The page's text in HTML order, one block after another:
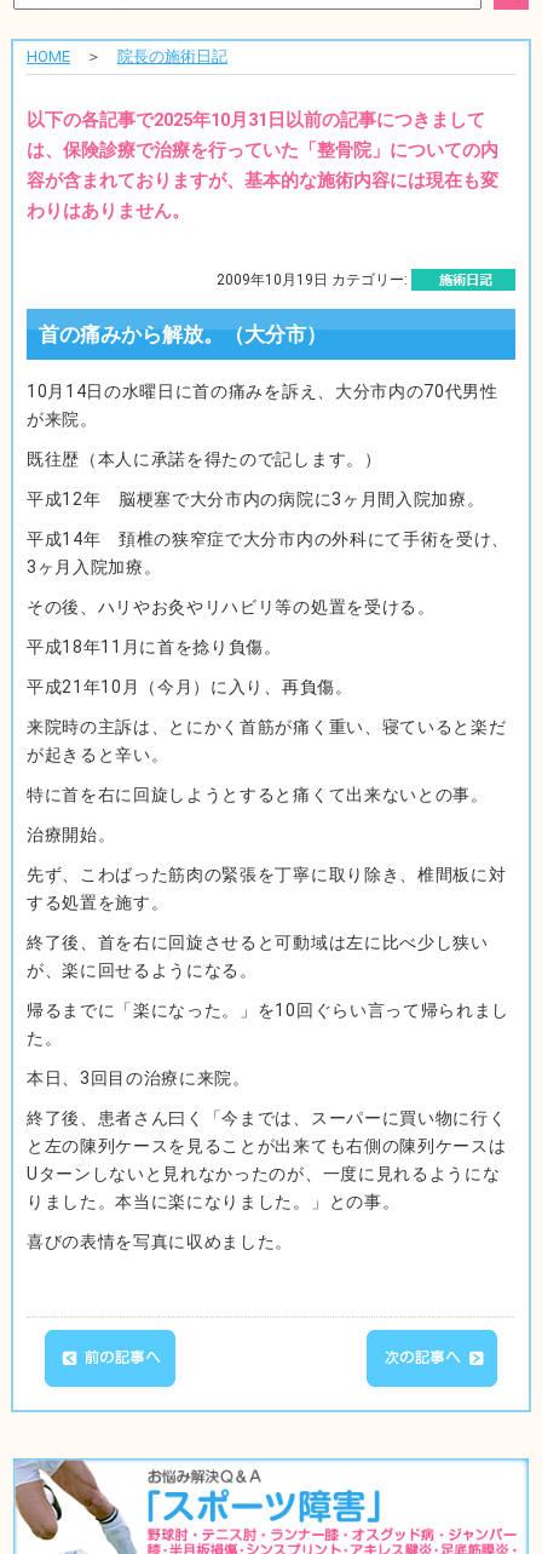
HOME＞ 院長の施術日記
以下の各記事で2025年10月31日以前の記事につきまして
は、保険診療で治療を行っていた「整骨院」についての内
容が含まれておりますが、基本的な施術内容には現在も変
わりはありません。
2009年10月19日 カテゴリー:
首の痛みから解放。（大分市）
10月14日の水曜日に首の痛みを訴え、大分市内の70代男性
が来院。
既往歴（本人に承諾を得たので記します。）
平成12年 脳梗塞で大分市内の病院に3ヶ月間入院加療。
平成14年 頚椎の狭窄症で大分市内の外科にて手術を受け、
3ヶ月入院加療。
その後、ハリやお灸やリハビリ等の処置を受ける。
平成18年11月に首を捻り負傷。
平成21年10月（今月）に入り、再負傷。
来院時の主訴は、とにかく首筋が痛く重い、寝ていると楽だ
が起きると辛い。
特に首を右に回旋しようとすると痛くて出来ないとの事。
治療開始。
先ず、こわばった筋肉の緊張を丁寧に取り除き、椎間板に対
する処置を施す。
終了後、首を右に回旋させると可動域は左に比べ少し狭い
が、楽に回せるようになる。
帰るまでに「楽になった。」を10回ぐらい言って帰られまし
た。
本日、3回目の治療に来院。
終了後、患者さん曰く「今までは、スーパーに買い物に行く
と左の陳列ケースを見ることが出来ても右側の陳列ケースは
Uターンしないと見れなかったのが、一度に見れるようにな
りました。本当に楽になりました。」との事。
喜びの表情を写真に収めました。